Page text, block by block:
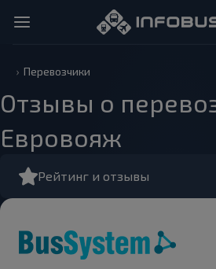
Перевозчики
Отзывы о
Евровояж
Рейтинг и отзывы